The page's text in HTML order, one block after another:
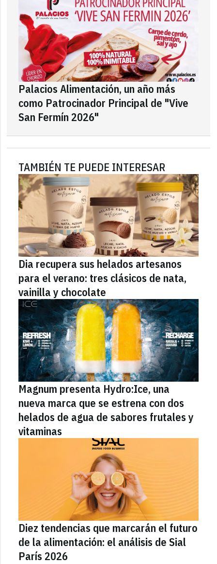
Palacios Alimentación, un año más
como Patrocinador Principal de "Vive
San Fermín 2026"
TAMBIÉN TE PUEDE INTERESAR
Dia recupera sus helados artesanos
para el verano: tres clásicos de nata,
vainilla y chocolate
Magnum presenta Hydro:Ice, una
nueva marca que se estrena con dos
helados de agua de sabores frutales y
vitaminas
Diez tendencias que marcarán el futuro
de la alimentación: el análisis de Sial
París 2026